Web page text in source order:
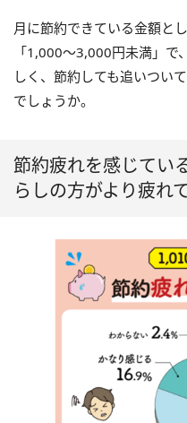
月に節約できている金額と
「1,000〜3,000円未満」
しく、節約しても追いつい
でしょうか。
節約疲れを感じてい
らしの方がより疲れ